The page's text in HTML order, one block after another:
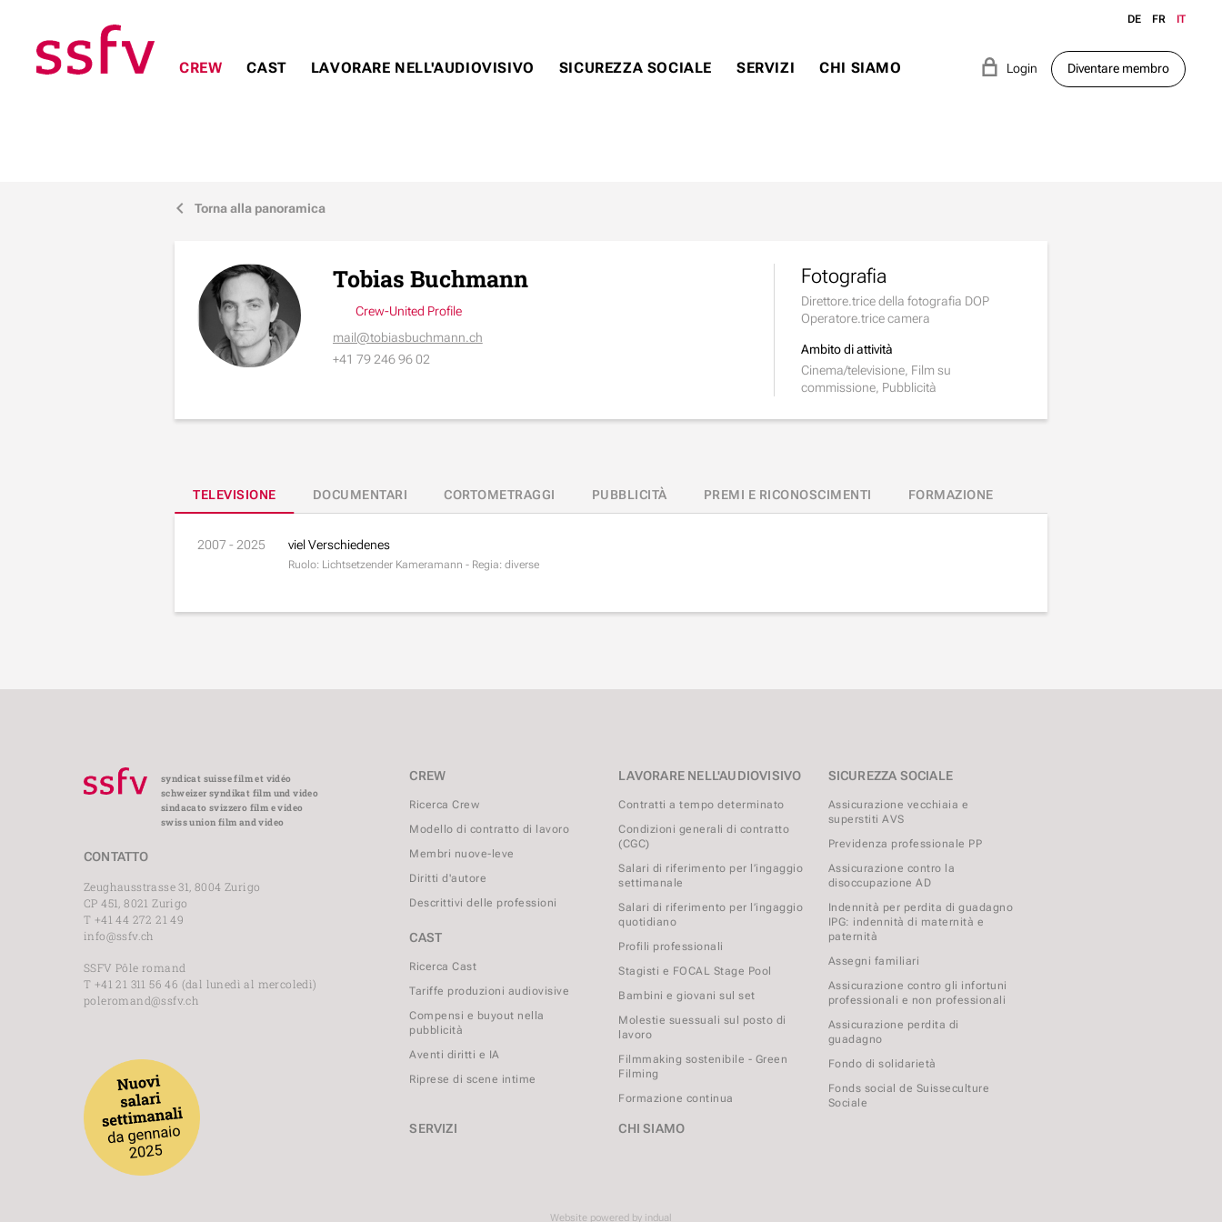
CREW CAST LAVORARE NELL'AUDIOVISIVO SICUREZZA SOCIALE SERVIZI CHI SIAMO
DE FR IT
e Login Diventare membro
j Torna alla panoramica
Tobias Buchmann
Crew-United Profile
mail@tobiasbuchmann.ch
+41 79 246 96 02
Fotografia
Direttore.trice della fotografia DOP
Operatore.trice camera
Ambito di attività
Cinema/televisione, Film su
commissione, Pubblicità
TELEVISIONE DOCUMENTARI CORTOMETRAGGI PUBBLICITÀ PREMI E RICONOSCIMENTI FORMAZIONE
2007 - 2025 viel Verschiedenes
Ruolo: Lichtsetzender Kameramann - Regia: diverse
syndicat suisse film et vidéo
schweizer syndikat film und video
sindacato svizzero film e video
swiss union film and video
CONTATTO
Zeughausstrasse 31, 8004 Zurigo
CP 451, 8021 Zurigo
T +41 44 272 21 49
info@ssfv.ch
SSFV Pôle romand
T +41 21 311 56 46 (dal lunedì al mercoledì)
poleromand@ssfv.ch
CREW
Ricerca Crew
Modello di contratto di lavoro
Membri nuove-leve
Diritti d'autore
Descrittivi delle professioni
CAST
Ricerca Cast
Tariffe produzioni audiovisive
Compensi e buyout nella
pubblicità
Aventi diritti e IA
Riprese di scene intime
LAVORARE NELL'AUDIOVISIVO
Contratti a tempo determinato
Condizioni generali di contratto
(CGC)
Salari di riferimento per l’ingaggio
settimanale
Salari di riferimento per l’ingaggio
quotidiano
Profili professionali
Stagisti e FOCAL Stage Pool
Bambini e giovani sul set
Molestie suessuali sul posto di
lavoro
Filmmaking sostenibile - Green
Filming
Formazione continua
SICUREZZA SOCIALE
Assicurazione vecchiaia e
superstiti AVS
Previdenza professionale PP
Assicurazione contro la
disoccupazione AD
Indennità per perdita di guadagno
IPG: indennità di maternità e
paternità
Assegni familiari
Assicurazione contro gli infortuni
professionali e non professionali
Assicurazione perdita di
guadagno
Fondo di solidarietà
Fonds social de Suisseculture
Sociale
SERVIZI CHI SIAMO
Website powered by indual